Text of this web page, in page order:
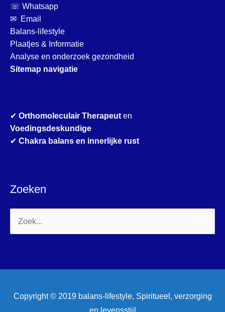
☏ Whatsapp
✉ Email
Balans-lifestyle
Plaatjes & Informatie
Analyse en onderzoek gezondheid
Sitemap navigatie
✔ Orthomoleculair Therapeut en
Voedingsdeskundige
✔ Chakra balans en innerlijke rust
Zoeken
Zoek
naar:
Copyright © 2019 balans-lifestyle, Spiritueel, verzorging